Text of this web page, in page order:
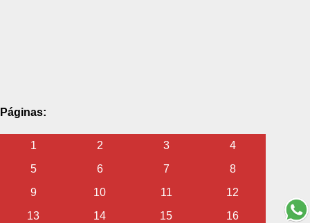
Páginas:
1 2 3
4
5
6 7
8
9
10 11
12
13
14 15 16